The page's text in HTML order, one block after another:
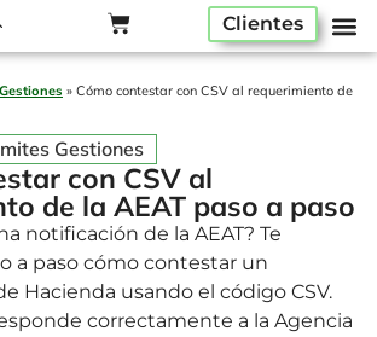
Clientes
» Cómo contestar con CSV al requerimiento de
Gestiones
con CSV al
de la AEAT paso a paso
notificación de la AEAT? Te
a paso cómo contestar un
Hacienda usando el código CSV.
correctamente a la Agencia